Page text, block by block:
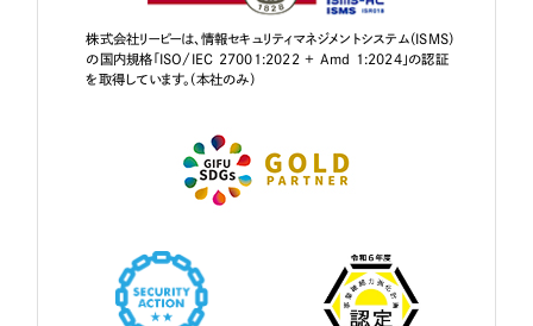
株式会社リーピーは、情報セキュリティマネジメントシステム（ISMS）
の国内規格「ISO/IEC 27001:2022 + Amd 1:2024」の認証
を取得しています。（本社のみ）